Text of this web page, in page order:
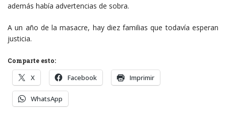
además había advertencias de sobra.
A un año de la masacre, hay diez familias que todavía esperan
justicia.
Comparte esto:
X Facebook Imprimir
WhatsApp